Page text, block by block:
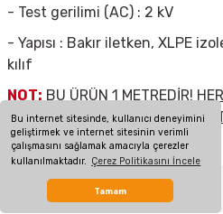
Bu internet sitesinde, kullanıcı deneyimini
geliştirmek ve internet sitesinin verimli
çalışmasını sağlamak amacıyla çerezler
kullanılmaktadır. Çerez Politikasını İncele
Tamam
- Test gerilimi (AC) : 2 kV
- Yapısı : Bakır iletken, XLPE
kılıf
NOT: BU ÜRÜN 1 METREDİR!
METRE KABLOYA DENK
MÜŞTERİ YORUMLARI